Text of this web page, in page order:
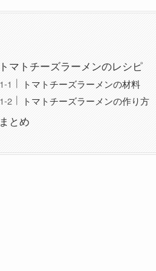
トマトチーズラーメンのレシピ
トマトチーズラーメンの材料
トマトチーズラーメンの作り方
まとめ